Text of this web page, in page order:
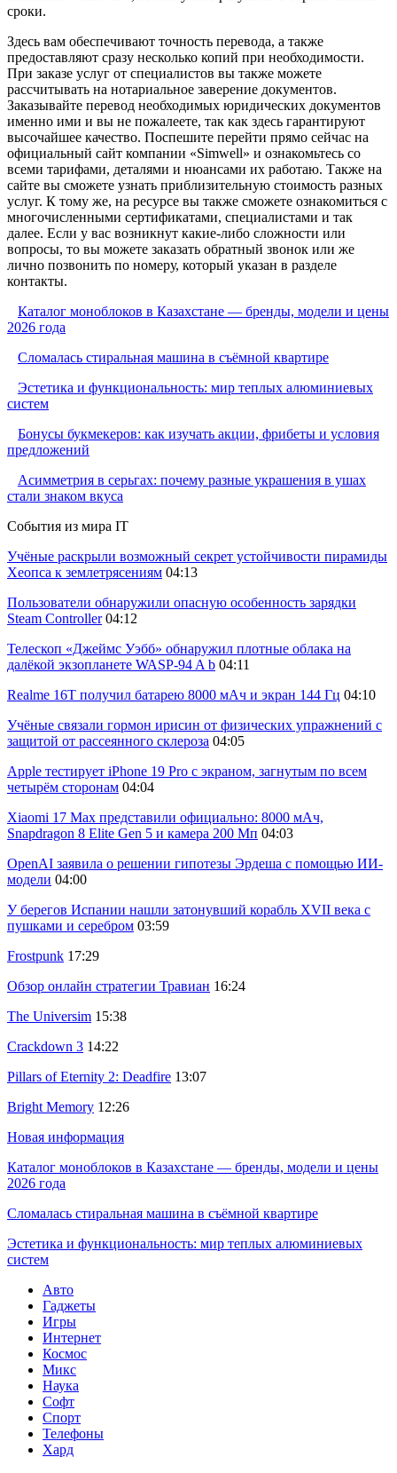
сроки.
Здесь вам обеспечивают точность перевода, а также
предоставляют сразу несколько копий при необходимости.
При заказе услуг от специалистов вы также можете
рассчитывать на нотариальное заверение документов.
Заказывайте перевод необходимых юридических документов
именно ими и вы не пожалеете, так как здесь гарантируют
высочайшее качество. Поспешите перейти прямо сейчас на
официальный сайт компании «Simwell» и ознакомьтесь со
всеми тарифами, деталями и нюансами их работаю. Также на
сайте вы сможете узнать приблизительную стоимость разных
услуг. К тому же, на ресурсе вы также сможете ознакомиться с
многочисленными сертификатами, специалистами и так
далее. Если у вас возникнут какие-либо сложности или
вопросы, то вы можете заказать обратный звонок или же
лично позвонить по номеру, который указан в разделе
контакты.
Каталог моноблоков в Казахстане — бренды, модели и цены
2026 года
Сломалась стиральная машина в съёмной квартире
Эстетика и функциональность: мир теплых алюминиевых
систем
Бонусы букмекеров: как изучать акции, фрибеты и условия
предложений
Асимметрия в серьгах: почему разные украшения в ушах
стали знаком вкуса
События из мира IT
Учёные раскрыли возможный секрет устойчивости пирамиды
Хеопса к землетрясениям 04:13
Пользователи обнаружили опасную особенность зарядки
Steam Controller 04:12
Телескоп «Джеймс Уэбб» обнаружил плотные облака на
далёкой экзопланете WASP-94 A b 04:11
Realme 16T получил батарею 8000 мАч и экран 144 Гц 04:10
Учёные связали гормон ирисин от физических упражнений с
защитой от рассеянного склероза 04:05
Apple тестирует iPhone 19 Pro с экраном, загнутым по всем
четырём сторонам 04:04
Xiaomi 17 Max представили официально: 8000 мАч,
Snapdragon 8 Elite Gen 5 и камера 200 Мп 04:03
OpenAI заявила о решении гипотезы Эрдеша с помощью ИИ-
модели 04:00
У берегов Испании нашли затонувший корабль XVII века с
пушками и серебром 03:59
Frostpunk 17:29
Обзор онлайн стратегии Травиан 16:24
The Universim 15:38
Crackdown 3 14:22
Pillars of Eternity 2: Deadfire 13:07
Bright Memory 12:26
Новая информация
Каталог моноблоков в Казахстане — бренды, модели и цены
2026 года
Сломалась стиральная машина в съёмной квартире
Эстетика и функциональность: мир теплых алюминиевых
систем
Авто
Гаджеты
Игры
Интернет
Космос
Микс
Наука
Софт
Спорт
Телефоны
Хард